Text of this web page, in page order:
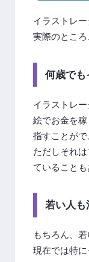
イラストレ
実際のとこ
何歳でも
イラストレー
絵でお金を
指すことがで
ただしそれ
ていることも
若い人も
もちろん、
現在では特に